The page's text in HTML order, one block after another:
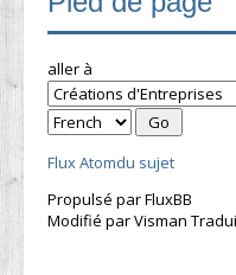
aller à
Flux Atomdu sujet
Propulsé par FluxBB
Modifié par Visman